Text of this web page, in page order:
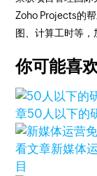
Zoho Projects的
图、计算工时等，
你可能喜
章50人以下的
看文章新媒体
目